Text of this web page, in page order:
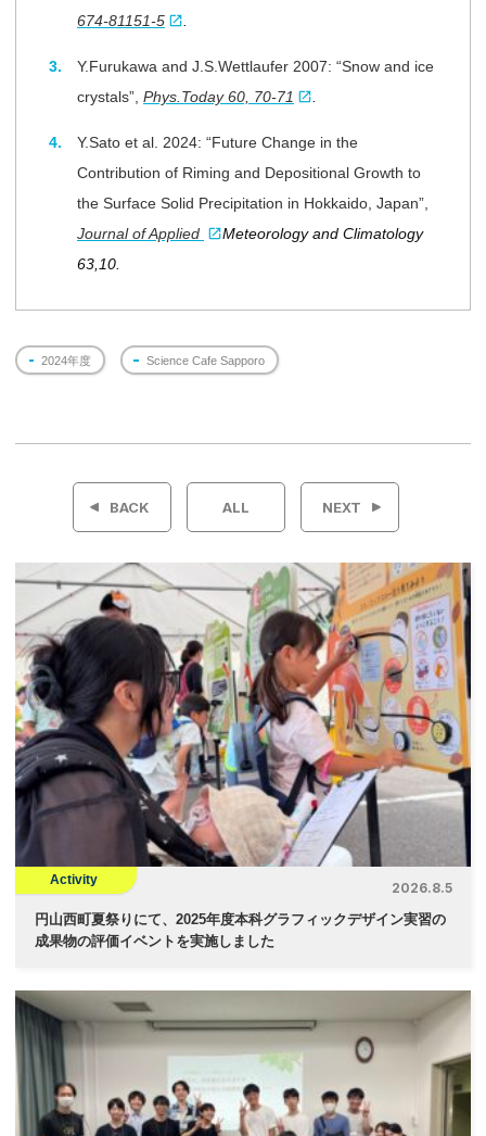
674-81151-5
Y.Furukawa and J.S.Wettlaufer 2007: “Snow and ice
crystals”, Phys.Today 60, 70-71
Y.Sato et al. 2024: “Future Change in the
Contribution of Riming and Depositional Growth to
the Surface Solid Precipitation in Hokkaido, Japan”,
Journal of Applied
Meteorology and Climatology
63,10.
2024年度 Science Cafe Sapporo
投
ビ
ゲ
ー
シ
ョ
ン
BACK ALL NEXT
Activity
2026.8.5
円山西町夏祭りにて、2025年度本科グラフィックデザイン実習の
成果物の評価イベントを実施しました